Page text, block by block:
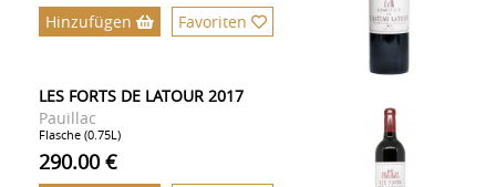
Hinzufügen Favoriten
LES FORTS DE LATOUR 2017
Pauillac
Flasche (0.75L)
290.00 €